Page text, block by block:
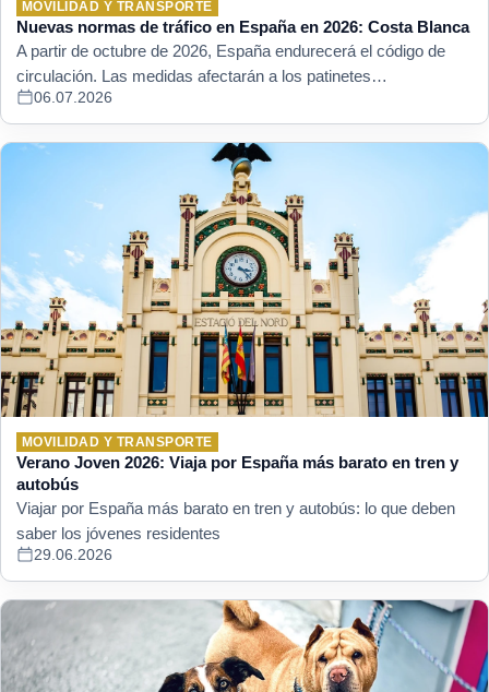
MOVILIDAD Y TRANSPORTE
Nuevas normas de tráfico en España en 2026: Costa Blanca
A partir de octubre de 2026, España endurecerá el código de
circulación. Las medidas afectarán a los patinetes…
06.07.2026
MOVILIDAD Y TRANSPORTE
Verano Joven 2026: Viaja por España más barato en tren y
autobús
Viajar por España más barato en tren y autobús: lo que deben
saber los jóvenes residentes
29.06.2026